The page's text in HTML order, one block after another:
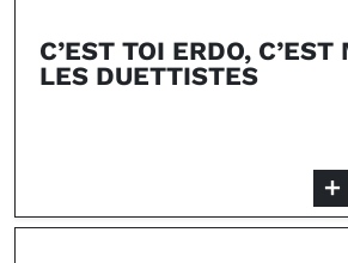
C’EST TOI ERDO,
LES DUETTISTES